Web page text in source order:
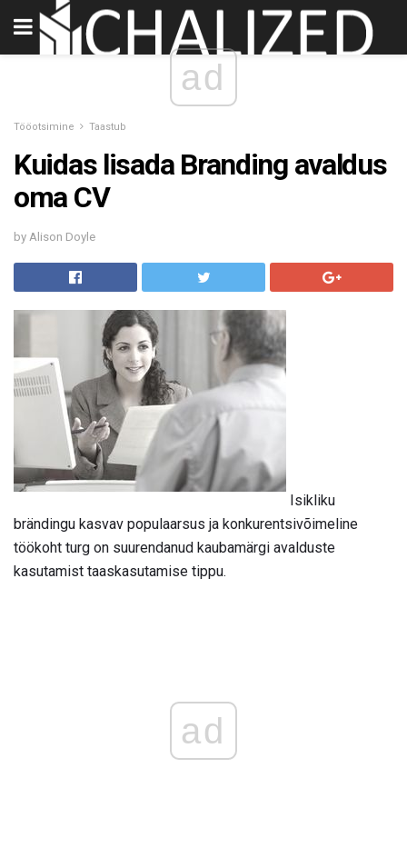
ad
Tööotsimine Taastub
Kuidas lisada Branding avaldus
oma CV
by Alison Doyle
Isikliku
brändingu kasvav populaarsus ja konkurentsivõimeline
töökoht turg on suurendanud kaubamärgi avalduste
kasutamist taaskasutamise tippu.
ad